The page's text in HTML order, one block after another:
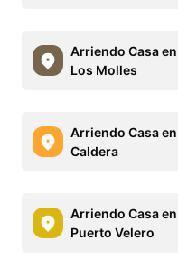
Arriendo Casa en
Los Molles
Arriendo Casa en
Caldera
Arriendo Casa en
Puerto Velero